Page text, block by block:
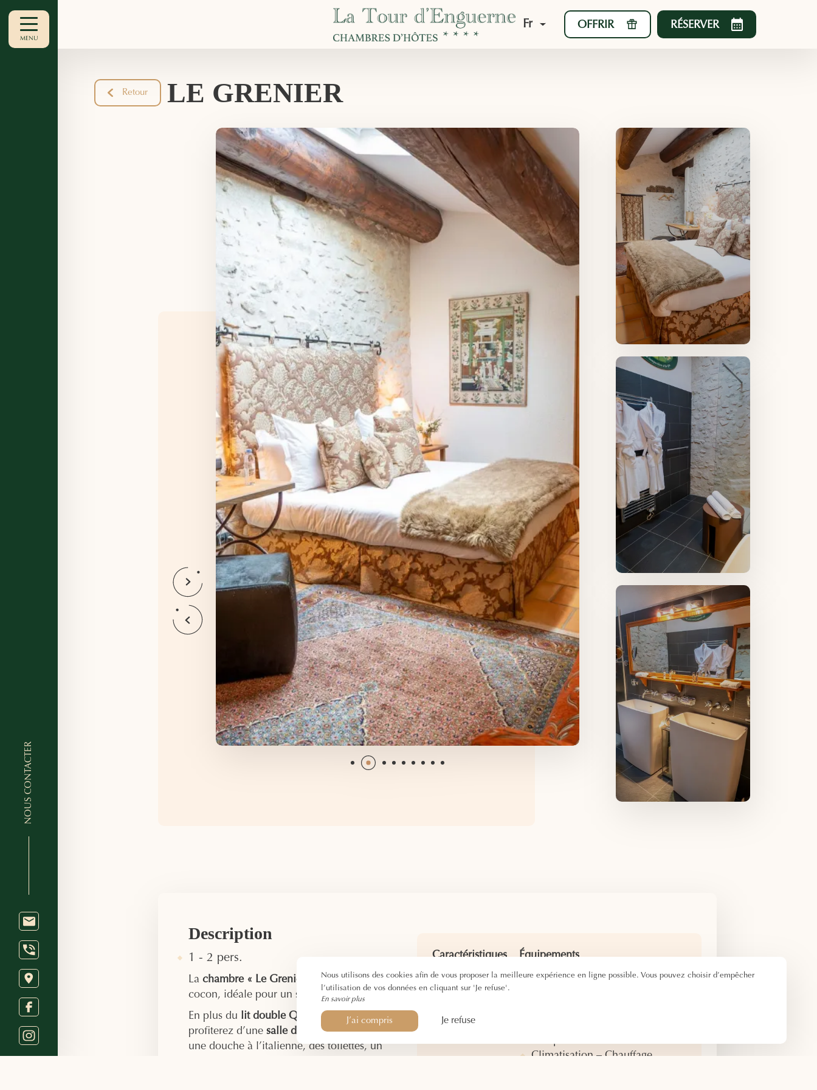
Fr OFFRIR RÉSERVER
MENU
NOUS CONTACTER
Retour LE GRENIER
Description
1 - 2 pers.
Lachambre « Le Grenier »
est un véritable
cocon, idéale pour un séjour à deux.
En plus du lit double Queen Size
, vous
profiterez d’une salle de bain privative, avec
une douche à l’italienne, des toilettes, un
Caractéristiques
30m²
2ème étage
Équipements
Lit double Queen Size
Climatisation – Chauffage
Nous utilisons des cookies afin de vous proposer la meilleure expérience en ligne possible. Vous pouvez choisir d’empêcher
l’utilisation de vos données en cliquant sur 'Je refuse'.
En savoir plus
J’ai compris Je refuse